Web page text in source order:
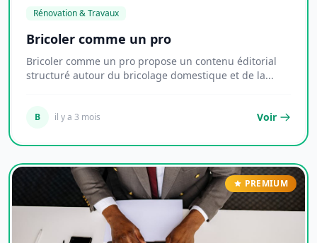
Rénovation & Travaux
Bricoler comme un pro
Bricoler comme un pro propose un contenu éditorial
structuré autour du bricolage domestique et de la...
B il y a 3 mois Voir
PREMIUM